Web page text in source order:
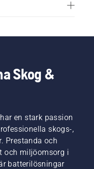
Skog &
en stark passion
skogs-,
Prestanda och
och miljöomsorg i
batterilösningar